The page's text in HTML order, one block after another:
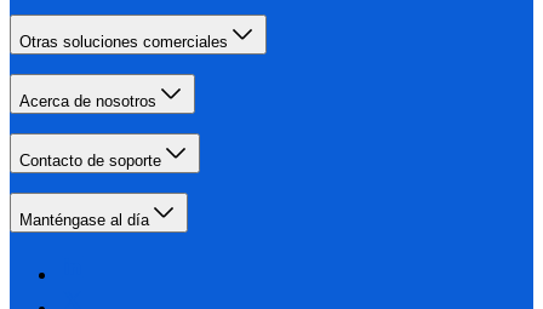
Otras soluciones comerciales
Acerca de nosotros
Contacto de soporte
Manténgase al día